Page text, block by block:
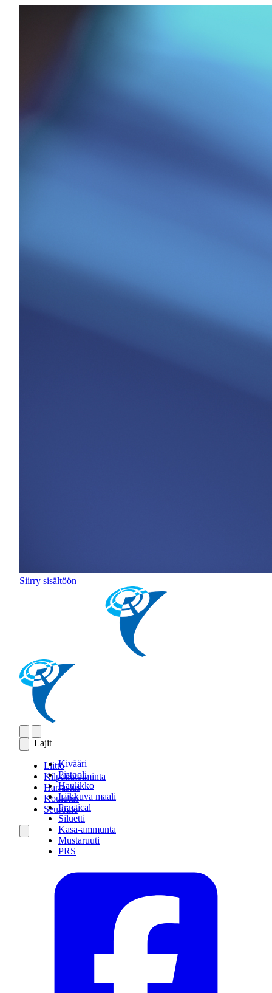
Siirry sisältöön
Lajit
Kivääri
Pistooli
Haulikko
Liikkuva maali
Practical
Siluetti
Kasa-ammunta
Mustaruuti
PRS
Liitto
Kilpailutoiminta
Harrastus
Koulutus
Seuroille